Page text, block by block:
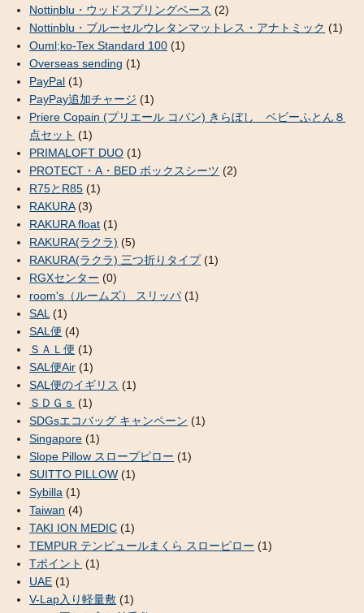
Nottinblu・ウッドスプリングベース (2)
Nottinblu・ブルーセルウレタンマットレス・アナトミック (1)
Ouml;ko-Tex Standard 100 (1)
Overseas sending (1)
PayPal (1)
PayPay追加チャージ (1)
Priere Copain (プリエール コパン) きらぼし ベビーふとん８
点セット (1)
PRIMALOFT DUO (1)
PROTECT・A・BED ボックスシーツ (2)
R75とR85 (1)
RAKURA(3)
RAKURA float (1)
RAKURA(ラクラ) (5)
RAKURA(ラクラ) 三つ折りタイプ(1)
RGXセンター (0)
room's（ルームズ） スリッパ (1)
SAL(1)
SAL便 (4)
ＳＡＬ便 (1)
SAL便Air (1)
SAL便のイギリス (1)
ＳＤＧｓ (1)
SDGsエコバッグ キャンペーン (1)
Singapore (1)
Slope Pillow スロープピロー (1)
SUITTO PILLOW (1)
Sybilla (1)
Taiwan (4)
TAKI ION MEDIC (1)
TEMPUR テンピュールまくら スローピロー (1)
Tポイント (1)
UAE (1)
V-Lap入り軽量敷 (1)